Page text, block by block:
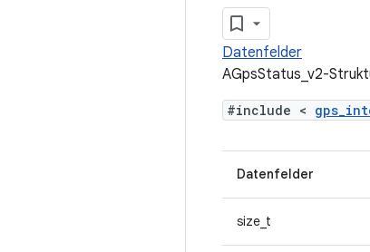
Datenfelder
AGpsStatus_v2-
#include <
Datenfelder
size_t